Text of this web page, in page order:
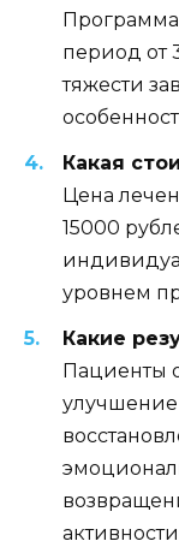
период от
тяжести
Какая
Цена
15000
уровнем
Какие
Пациенты
улучшение